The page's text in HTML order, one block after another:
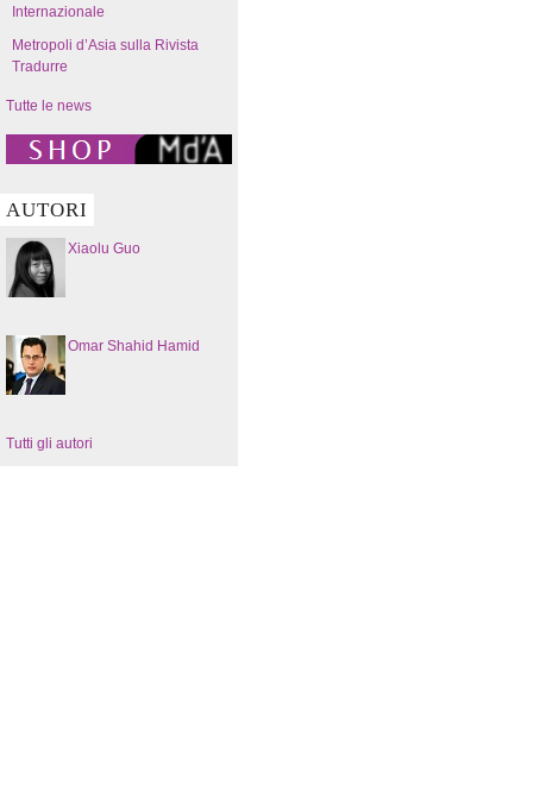
Internazionale
Metropoli d’Asia sulla Rivista
Tradurre
Tutte le news
AUTORI
Xiaolu Guo
Omar Shahid Hamid
Tutti gli autori